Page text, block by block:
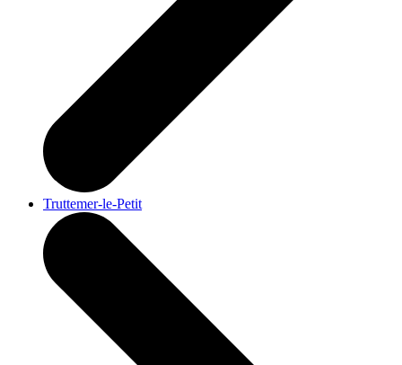
Truttemer-le-Petit